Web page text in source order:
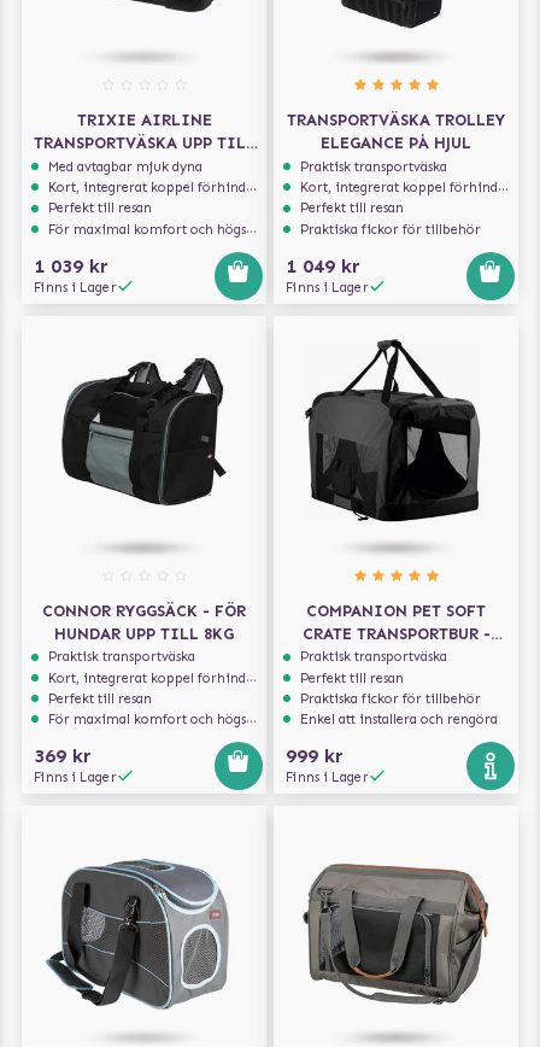
TRIXIE AIRLINE
TRANSPORTVÄSKA UPP TILL
7KG - SVART
Med avtagbar mjuk dyna
Kort, integrerat koppel förhindrar att hunden hoppar ur
Perfekt till resan
För maximal komfort och högsta säkerhet
1 039 kr
Finns i Lager
TRANSPORTVÄSKA TROLLEY
ELEGANCE PÅ HJUL
Praktisk transportväska
Kort, integrerat koppel förhindrar att hunden hoppar ur
Perfekt till resan
Praktiska fickor för tillbehör
1 049 kr
Finns i Lager
CONNOR RYGGSÄCK - FÖR
HUNDAR UPP TILL 8KG
Praktisk transportväska
Kort, integrerat koppel förhindrar att hunden hoppar ur
Perfekt till resan
För maximal komfort och högsta säkerhet
369 kr
Finns i Lager
COMPANION PET SOFT
CRATE TRANSPORTBUR -
GRÅ/SVART
Praktisk transportväska
Perfekt till resan
Praktiska fickor för tillbehör
Enkel att installera och rengöra
999 kr
Finns i Lager